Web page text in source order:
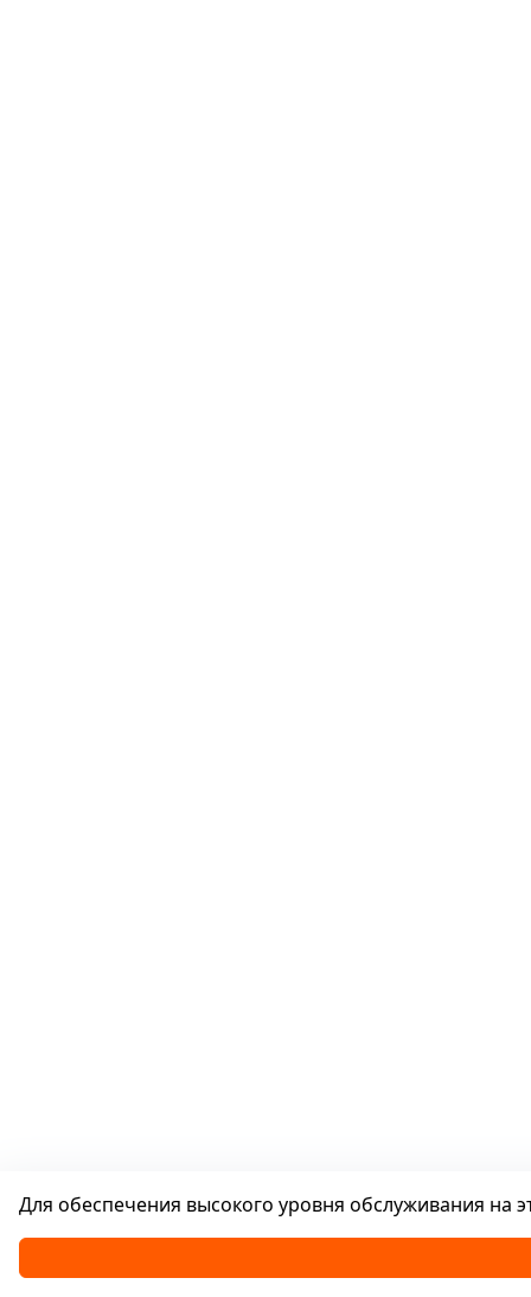
Каталог
Для обеспечения высокого уровня обслуживания на